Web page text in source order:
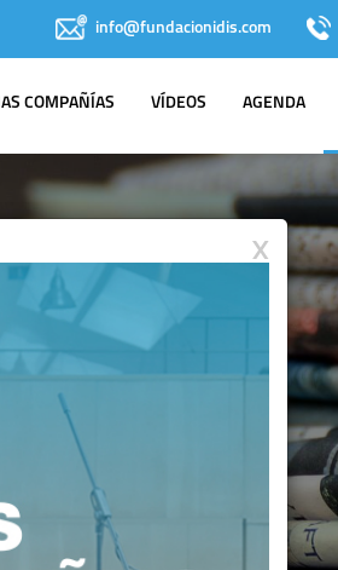
info@fundacionidis.com
COMPAÑÍAS VÍDEOS AGENDA
X